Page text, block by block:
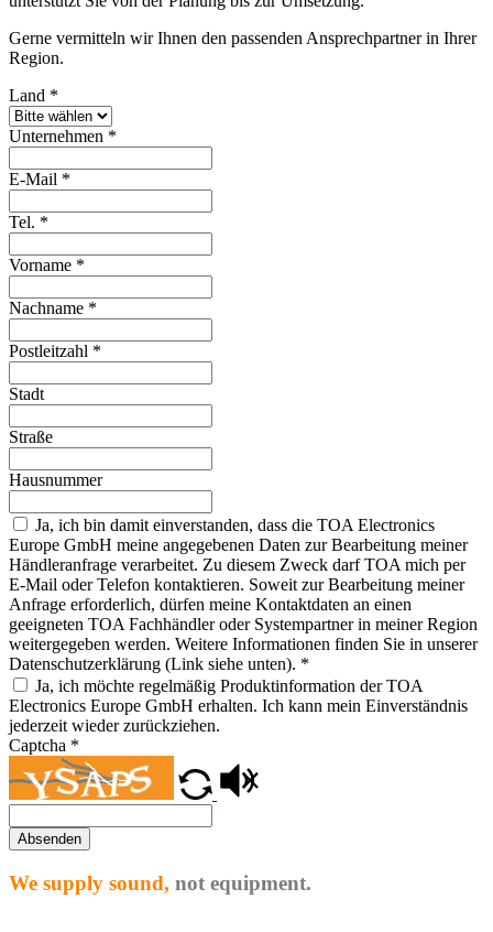
Gerne vermitteln wir Ihnen den passenden Ansprechpartner in Ihrer
Region.
Land *
Unternehmen *
E-Mail *
Tel. *
Vorname *
Nachname *
Postleitzahl *
Stadt
Straße
Hausnummer
Ja, ich bin damit einverstanden, dass die TOA Electronics
Europe GmbH meine angegebenen Daten zur Bearbeitung meiner
Händleranfrage verarbeitet. Zu diesem Zweck darf TOA mich per
E-Mail oder Telefon kontaktieren. Soweit zur Bearbeitung meiner
Anfrage erforderlich, dürfen meine Kontaktdaten an einen
geeigneten TOA Fachhändler oder Systempartner in meiner Region
weitergegeben werden. Weitere Informationen finden Sie in unserer
Datenschutzerklärung (Link siehe unten). *
Ja, ich möchte regelmäßig Produktinformation der TOA
Electronics Europe GmbH erhalten. Ich kann mein Einverständnis
jederzeit wieder zurückziehen.
Captcha *
Absenden
We supply sound, not equipment.